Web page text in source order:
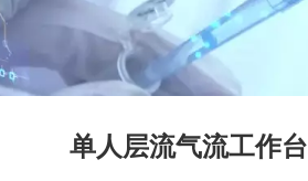
单人层流气流工作台